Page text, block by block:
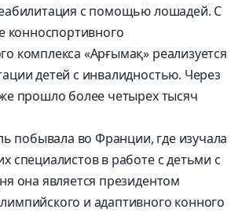
с помощью лошадей. С
конноспортивного
комплекса «Арғымақ» реализуется
детей с инвалидностью. Через
прошло более четырех тысяч
побывала во Франции, где изучала
специалистов в работе с детьми с
она является президентом
и адаптивного конного